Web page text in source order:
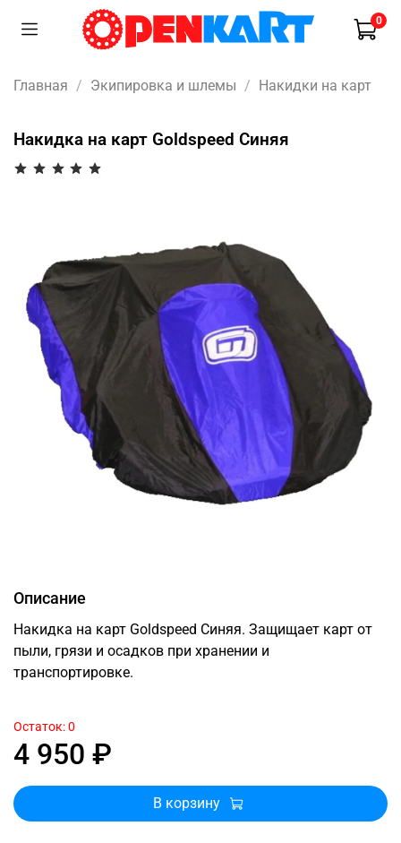
0
Главная Экипировка и шлемы Накидки на карт
Накидка на карт Goldspeed Синяя
Описание
Накидка на карт Goldspeed Синяя. Защищает карт от
пыли, грязи и осадков при хранении и
транспортировке.
4 950 ₽
Остаток: 0
В корзину